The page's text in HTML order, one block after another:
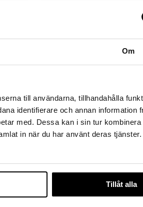
Om
till användarna, tillhandahålla
identifierare och annan information
med. Dessa kan i sin tur kombinera
in när du har använt deras tjänster.
Tillåt alla
av din
å
Hitster Rock
HITSTER
kr 329 kr